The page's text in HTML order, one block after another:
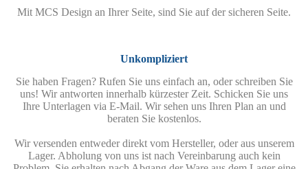
Mit MCS Design an Ihrer Seite, sind Sie auf der sicheren Seite.
Unkompliziert
Sie haben Fragen? Rufen Sie uns einfach an, oder schreiben Sie
uns! Wir antworten innerhalb kürzester Zeit. Schicken Sie uns
Ihre Unterlagen via E-Mail. Wir sehen uns Ihren Plan an und
beraten Sie kostenlos.
Wir versenden entweder direkt vom Hersteller, oder aus unserem
Lager. Abholung von uns ist nach Vereinbarung auch kein